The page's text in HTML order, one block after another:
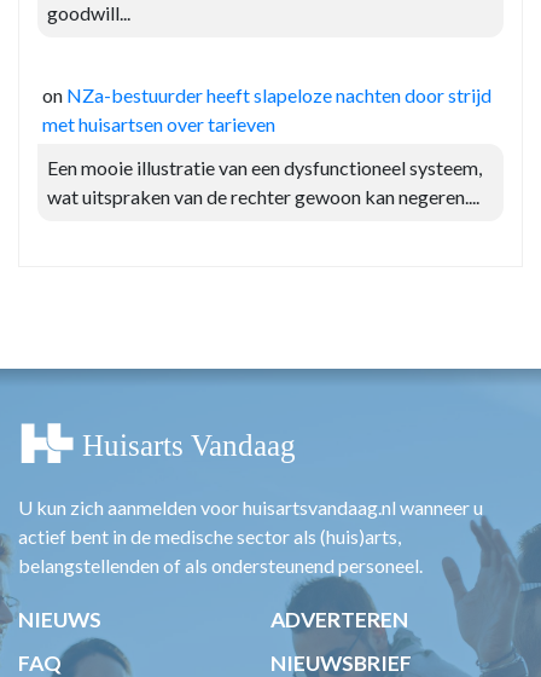
goodwill...
on NZa-bestuurder heeft slapeloze nachten door strijd
met huisartsen over tarieven
Een mooie illustratie van een dysfunctioneel systeem,
wat uitspraken van de rechter gewoon kan negeren....
U kun zich aanmelden voor huisartsvandaag.nl wanneer u
actief bent in de medische sector als (huis)arts,
belangstellenden of als ondersteunend personeel.
NIEUWS
ADVERTEREN
FAQ
NIEUWSBRIEF